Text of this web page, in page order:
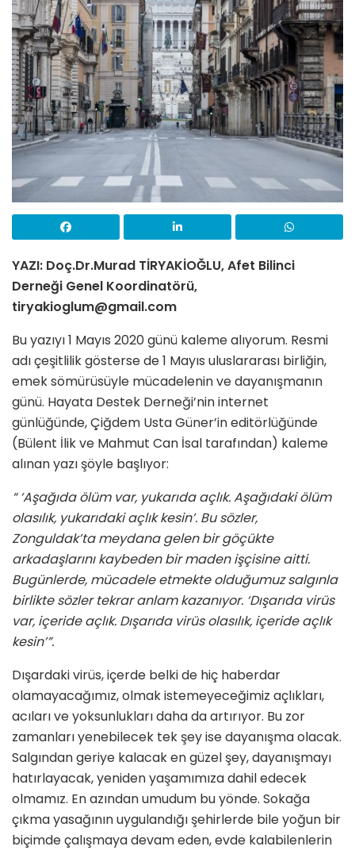
YAZI: Doç.Dr.Murad TİRYAKİOĞLU, Afet Bilinci
Derneği Genel Koordinatörü,
tiryakioglum@gmail.com
Bu yazıyı 1 Mayıs 2020 günü kaleme alıyorum. Resmi
adı çeşitlilik gösterse de 1 Mayıs uluslararası birliğin,
emek sömürüsüyle mücadelenin ve dayanışmanın
günü. Hayata Destek Derneği’nin internet
günlüğünde, Çiğdem Usta Güner’in editörlüğünde
(Bülent İlik ve Mahmut Can İsal tarafından) kaleme
alınan yazı şöyle başlıyor:
“ ‘Aşağıda ölüm var, yukarıda açlık. Aşağıdaki ölüm
olasılık, yukarıdaki açlık kesin’. Bu sözler,
Zonguldak’ta meydana gelen bir göçükte
arkadaşlarını kaybeden bir maden işçisine aitti.
Bugünlerde, mücadele etmekte olduğumuz salgınla
birlikte sözler tekrar anlam kazanıyor. ‘Dışarıda virüs
var, içeride açlık. Dışarıda virüs olasılık, içeride açlık
kesin’”.
Dışardaki virüs, içerde belki de hiç haberdar
olamayacağımız, olmak istemeyeceğimiz açlıkları,
acıları ve yoksunlukları daha da artırıyor. Bu zor
zamanları yenebilecek tek şey ise dayanışma olacak.
Salgından geriye kalacak en güzel şey, dayanışmayı
hatırlayacak, yeniden yaşamımıza dahil edecek
olmamız. En azından umudum bu yönde. Sokağa
çıkma yasağının uygulandığı şehirlerde bile yoğun bir
biçimde çalışmaya devam eden, evde kalabilenlerin